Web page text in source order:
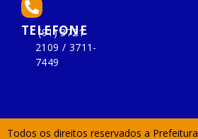
TELEFONE
(91) 3721-
2109 / 3711-
7449
Todos os direitos reservados a Prefeitura